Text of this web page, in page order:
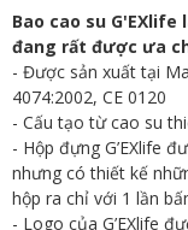
Bao cao su
đang rất được ưa
- Được sản xuất tại
4074:2002, CE 0120
- Cấu tạo từ cao su
- Hộp đựng G’EXlife
nhưng có thiết kế
hộp ra chỉ với 1 lần
- Logo của G’EXlife